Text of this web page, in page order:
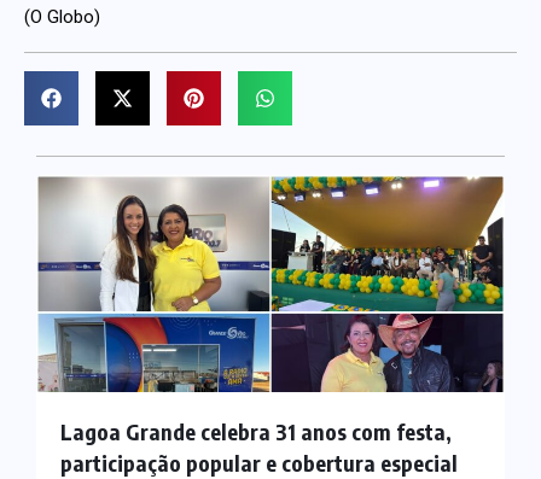
(O Globo)
Lagoa Grande celebra 31 anos com festa,
participação popular e cobertura especial